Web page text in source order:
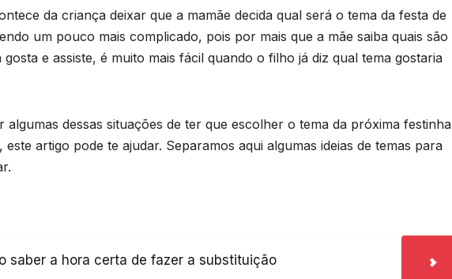
da criança deixar que a mamãe decida qual será o tema da festa de
um pouco mais complicado, pois por mais que a mãe saiba quais são
e assiste, é muito mais fácil quando o filho já diz qual tema gostaria
algumas dessas situações de ter que escolher o tema da próxima festinha
artigo pode te ajudar. Separamos aqui algumas ideias de temas para
saber a hora certa de fazer a substituição